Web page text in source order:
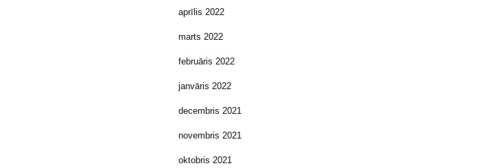
aprīlis 2022
marts 2022
februāris 2022
janvāris 2022
decembris 2021
novembris 2021
oktobris 2021